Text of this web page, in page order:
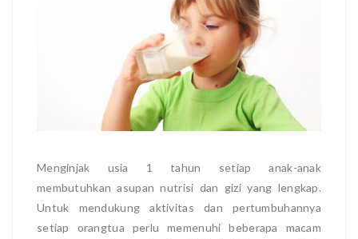
Menginjak usia 1 tahun setiap anak-anak
membutuhkan asupan nutrisi dan gizi yang lengkap.
Untuk mendukung aktivitas dan pertumbuhannya
setiap orangtua perlu memenuhi beberapa macam